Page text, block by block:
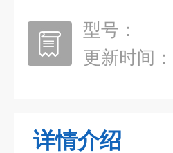
型号：
更新时间：
详情介绍